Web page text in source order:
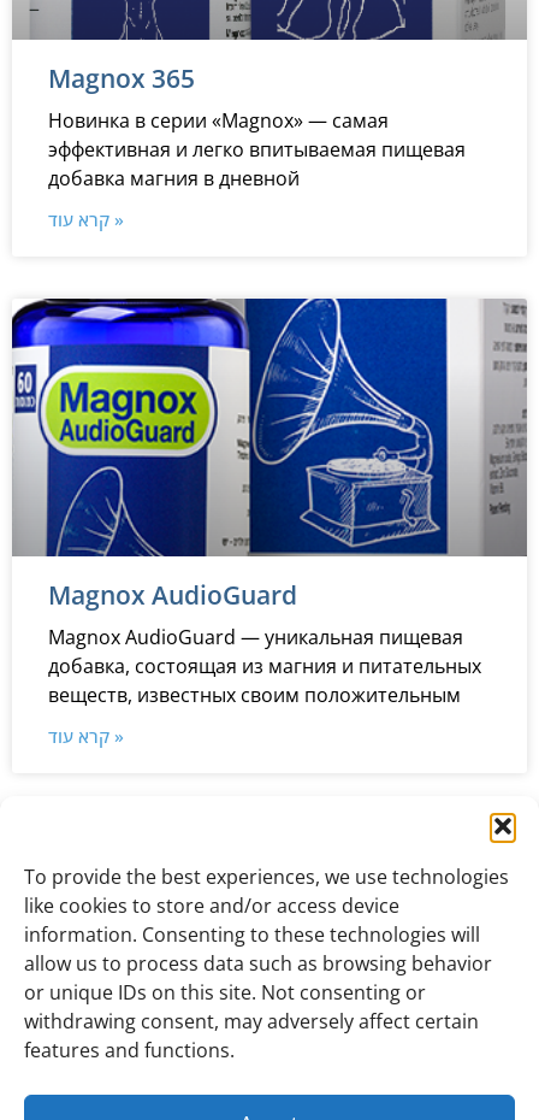
To provide the best experiences, we use technologies
like cookies to store and/or access device
information. Consenting to these technologies will
allow us to process data such as browsing behavior
or unique IDs on this site. Not consenting or
withdrawing consent, may adversely affect certain
features and functions.
Magnox 365
Новинка в серии «Magnox» — самая
эффективная и легко впитываемая пищевая
добавка магния в дневной
קרא עוד »
Magnox AudioGuard
Magnox AudioGuard — уникальная пищевая
добавка, состоящая из магния и питательных
веществ, известных своим положительным
קרא עוד »
ГлавнаяКарта сайтаДоступность
Powered by ICDigit
1996 - 2026 © All rights reserved to Naveh